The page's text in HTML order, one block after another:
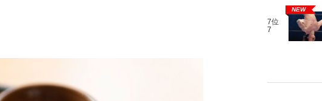
7位
7
NEW